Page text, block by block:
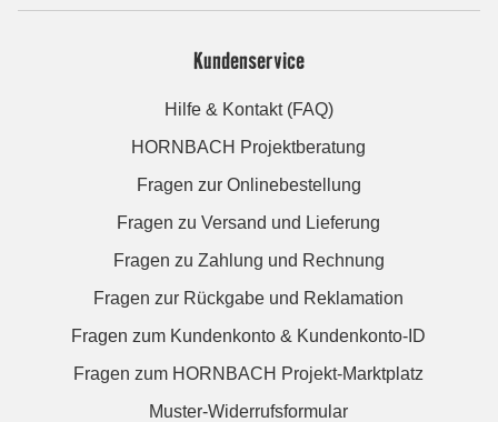
Kundenservice
Hilfe & Kontakt (FAQ)
HORNBACH Projektberatung
Fragen zur Onlinebestellung
Fragen zu Versand und Lieferung
Fragen zu Zahlung und Rechnung
Fragen zur Rückgabe und Reklamation
Fragen zum Kundenkonto & Kundenkonto-ID
Fragen zum HORNBACH Projekt-Marktplatz
Muster-Widerrufsformular